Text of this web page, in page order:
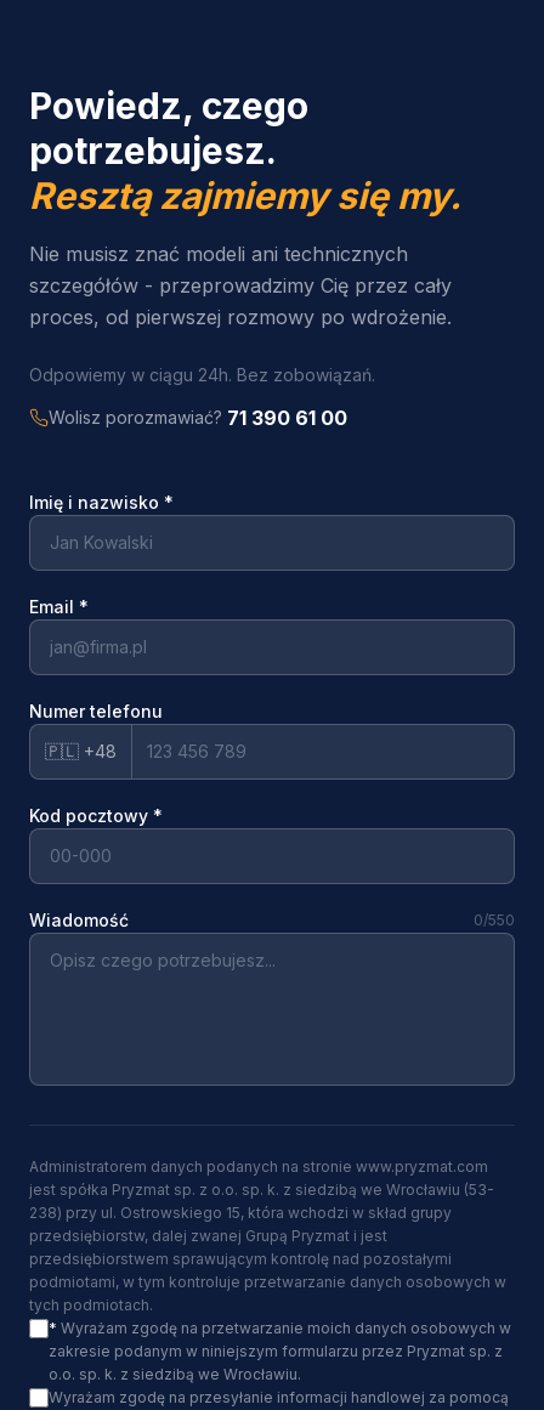
Powiedz, czego
potrzebujesz.
Resztą zajmiemy się my.
Nie musisz znać modeli ani technicznych
szczegółów - przeprowadzimy Cię przez cały
proces, od pierwszej rozmowy po wdrożenie.
Odpowiemy w ciągu 24h. Bez zobowiązań.
Wolisz porozmawiać? 71 390 61 00
Imię i nazwisko *
Email *
Numer telefonu
🇵🇱 +48
Kod pocztowy *
Wiadomość 0/550
Administratorem danych podanych na stronie www.pryzmat.com
jest spółka Pryzmat sp. z o.o. sp. k. z siedzibą we Wrocławiu (53-
238) przy ul. Ostrowskiego 15, która wchodzi w skład grupy
przedsiębiorstw, dalej zwanej Grupą Pryzmat i jest
przedsiębiorstwem sprawującym kontrolę nad pozostałymi
podmiotami, w tym kontroluje przetwarzanie danych osobowych w
tych podmiotach.
* Wyrażam zgodę na przetwarzanie moich danych osobowych w
zakresie podanym w niniejszym formularzu przez Pryzmat sp. z
o.o. sp. k. z siedzibą we Wrocławiu.
Wyrażam zgodę na przesyłanie informacji handlowej za pomocą